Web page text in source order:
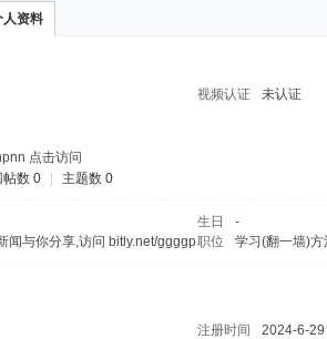
人资料
视频认证 未认证
点击访问
帖数 0 主题数 0
生日
-
闻与你分享,访问 bitly.net/ggggp职位 学习(翻一墙)
注册时间
2024-6-